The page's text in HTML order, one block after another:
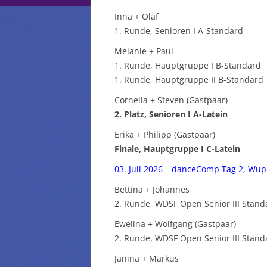
Inna + Olaf
1. Runde, Senioren I A-Standard
Melanie + Paul
1. Runde, Hauptgruppe I B-Standard
1. Runde, Hauptgruppe II B-Standard
Cornelia + Steven (Gastpaar)
2. Platz, Senioren I A-Latein
Erika + Philipp (Gastpaar)
Finale, Hauptgruppe I C-Latein
03. Juli 2026 – danceComp Tag 2,
Bettina + Johannes
2. Runde, WDSF Open Senior III
Ewelina + Wolfgang (Gastpaar)
2. Runde, WDSF Open Senior III
Janina + Markus